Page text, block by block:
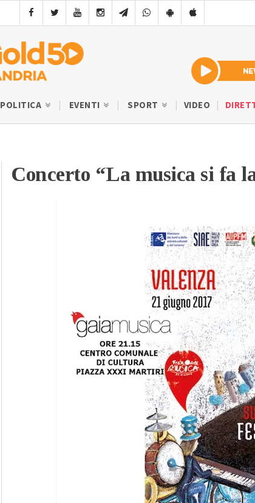
POLITICA EVENTI SPORT VIDEO
Concerto “La musica si fa